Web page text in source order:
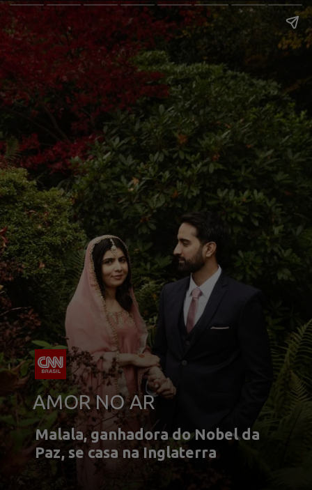
AMOR NO AR
Malala, ganhadora do Nobel da
Paz, se casa na Inglaterra